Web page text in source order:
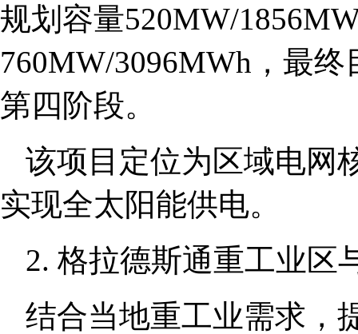
规划容量520MW/
760MW/3096MWh，最
第四阶段。
该项目定位为区域电网
实现全太阳能供电。
2. 格拉德斯通重工业区
结合当地重工业需求，